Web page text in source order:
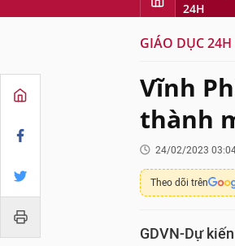
24H
GIÁO DỤC 24H
Vĩnh
thành
24/02/2023
Theo dõi trên
GDVN-Dự